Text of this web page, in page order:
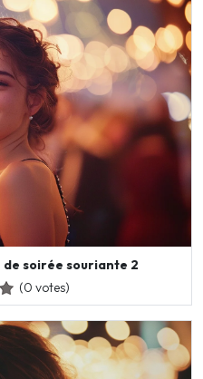
soirée souriante 2
(0 votes)